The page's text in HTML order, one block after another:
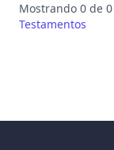
Mostrando 0 de
Testamentos